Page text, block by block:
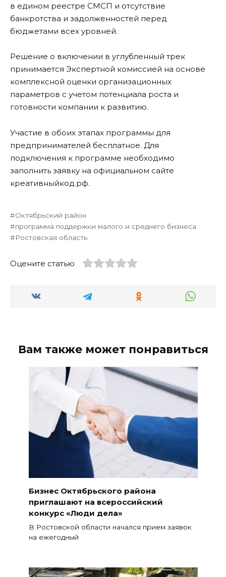
в едином реестре СМСП и отсутствие
банкротства и задолженностей перед
бюджетами всех уровней.
Решение о включении в углубленный трек
принимается Экспертной комиссией на основе
комплексной оценки организационных
параметров с учетом потенциала роста и
готовности компании к развитию.
Участие в обоих этапах программы для
предпринимателей бесплатное. Для
подключения к программе необходимо
заполнить заявку на официальном сайте
креативныйкод.рф.
Октябрьский район
программа поддержки малого и среднего бизнеса
Ростовская область
Оцените статью
Вам также может понравиться
Бизнес Октябрьского района
приглашают на всероссийский
конкурс «Люди дела»
В Ростовской области начался прием заявок
на ежегодный